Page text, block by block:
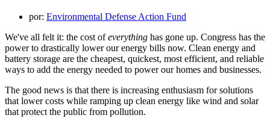
por: Environmental Defense Action Fund
We've all felt it: the cost ofeverything has gone up. Congress has the
power to drastically lower our energy bills now. Clean energy and
battery storage are the cheapest, quickest, most efficient, and reliable
ways to add the energy needed to power our homes and businesses.
The good news is that there is increasing enthusiasm for solutions
that lower costs while ramping up clean energy like wind and solar
that protect the public from pollution.